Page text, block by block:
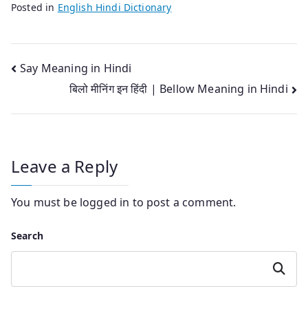
Posted in English Hindi Dictionary
Post
navigation
Say Meaning in Hindi
बिलो मीनिंग इन हिंदी | Bellow Meaning in Hindi
Leave a Reply
You must be logged in to post a comment.
Search
Search